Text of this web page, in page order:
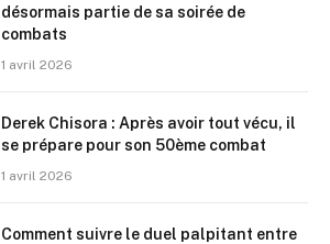
désormais partie de sa soirée de
combats
1 avril 2026
Derek Chisora : Après avoir tout vécu, il
se prépare pour son 50ème combat
1 avril 2026
Comment suivre le duel palpitant entre